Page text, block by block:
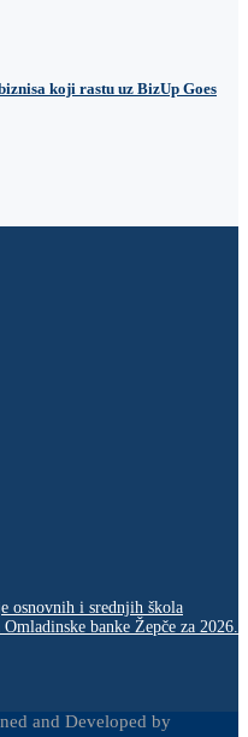
koji rastu uz BizUp Goes
osnovnih i srednjih škola
banke Žepče za 2026.
and Developed by